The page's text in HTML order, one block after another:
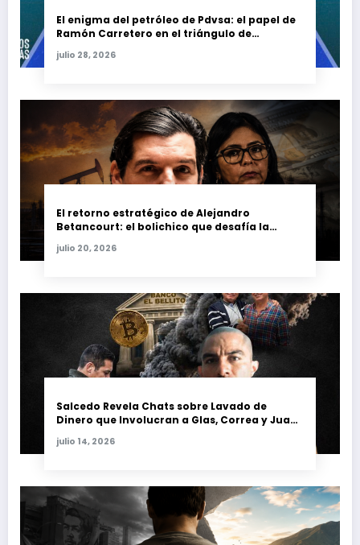
El enigma del petróleo de Pdvsa: el papel de
Ramón Carretero en el triángulo de
julio 28, 2026
El retorno estratégico de Alejandro
Betancourt: el bolichico que desafía la
petrolera venezolana
julio 20, 2026
Salcedo Revela Chats sobre Lavado de
Dinero que Involucran a Glas, Correa y Juan
julio 14, 2026